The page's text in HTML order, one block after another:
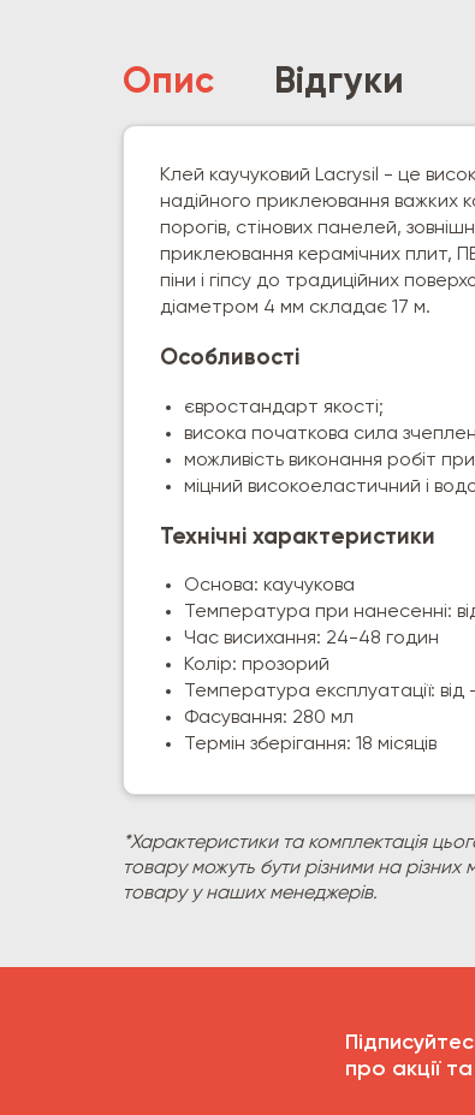
Опис Відгуки
Клей каучуковий Lacrysil - це
надійного приклеювання важких
порогів, стінових панелей,
приклеювання керамічних плит,
піни і гіпсу до традиційних
діаметром 4 мм складає 17 м.
Особливості
євростандарт якості;
висока початкова сила
можливість виконання робіт
міцний високоеластичний і
Технічні характеристики
Основа: каучукова
Температура при нанесенні:
Час висихання: 24-48 годин
Колір: прозорий
Температура експлуатації:
Фасування: 280 мл
Термін зберігання: 18 місяців
*Характеристики та комплектація
товару можуть бути різними на
товару у наших менеджерів.
про акції